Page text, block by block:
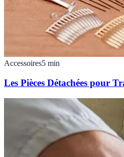
Accessoires5 min
Les Pièces Détachées pour